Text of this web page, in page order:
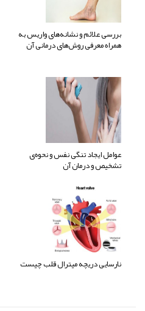
بررسی علائم و نشانه‌های واریس به
همراه معرفی روش‌های درمانی آن
عوامل ایجاد تنگی نفس و نحوه‌ی
تشخیص و درمان آن
نارسایی دریچه میترال قلب چیست